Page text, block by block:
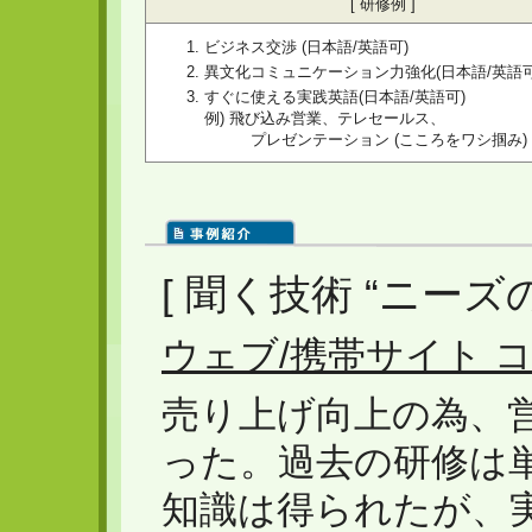
[ 研修例 ]
ビジネス交渉 (日本語/英語可)
異文化コミュニケーション力強化(日本語/英語
すぐに使える実践英語(日本語/英語可)
例) 飛び込み営業、テレセールス、
プレゼンテーション (こころをワシ掴み)
[ 聞く技術 “ニーズ
ウェブ/携帯サイト
売り上げ向上の為、
った。過去の研修は
知識は得られたが、